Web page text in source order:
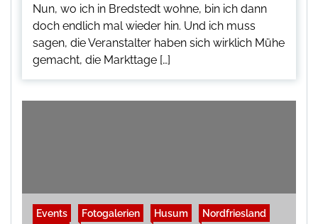
Nun, wo ich in Bredstedt wohne, bin ich dann
doch endlich mal wieder hin. Und ich muss
sagen, die Veranstalter haben sich wirklich Mühe
gemacht, die Markttage […]
Events Fotogalerien Husum
Nordfriesland